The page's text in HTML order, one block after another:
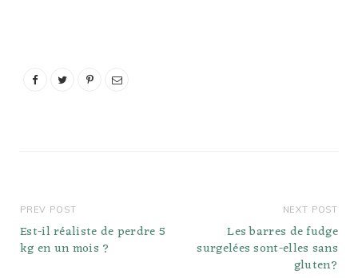
PREV POST
Est-il réaliste de perdre 5
kg en un mois ?
NEXT POST
Les barres de fudge
surgelées sont-elles sans
gluten?